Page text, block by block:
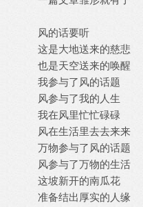
风的话要听
这是大地送来的慈悲
也是天空送来的唤醒
我参与了风的话题
风参与了我的人生
我在风里忙忙碌碌
风在生活里去去来来
万物参与了风的话题
风参与了万物的生活
这坡新开的南瓜花
准备结出厚实的人缘